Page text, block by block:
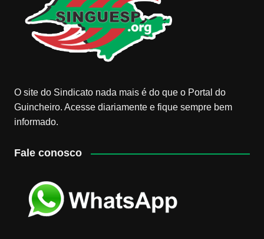
O site do Sindicato nada mais é do que o Portal do
Guincheiro. Acesse diariamente e fique sempre bem
informado.
Fale conosco